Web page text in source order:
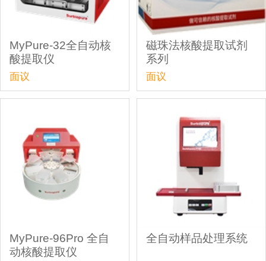
MyPure-32全自动核
酸提取仪
面议
磁珠法核酸提取试剂
系列
面议
MyPure-96Pro 全自
动核酸提取仪
全自动样品处理系统